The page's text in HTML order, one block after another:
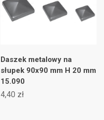
Daszek metalowy na
słupek 90x90 mm H 20 mm
15.090
4,40 zł